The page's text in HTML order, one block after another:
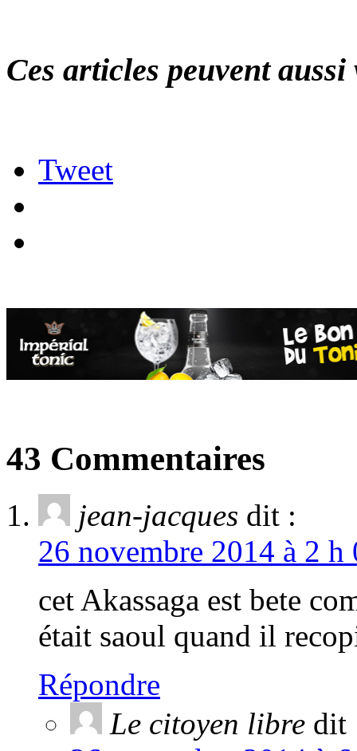
Ces articles peuvent
Tweet
43 Commentaires
jean-jacques dit :
26 novembre 2014 à 2
cet Akassaga est bete
était saoul quand il
Répondre
Le citoyen libre dit